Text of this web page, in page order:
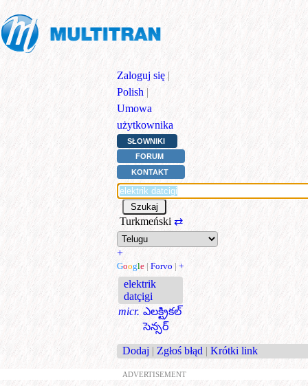
Zaloguj się |
Polish |
Umowa
użytkownika
SŁOWNIKI
FORUM
KONTAKT
Turkmeński ⇄
+
Google | Forvo | +
elektrik
datçigi
micr. ఎలక్ట్రికల్
సెన్సర్
Dodaj | Zgłoś błąd | Krótki link
ADVERTISEMENT